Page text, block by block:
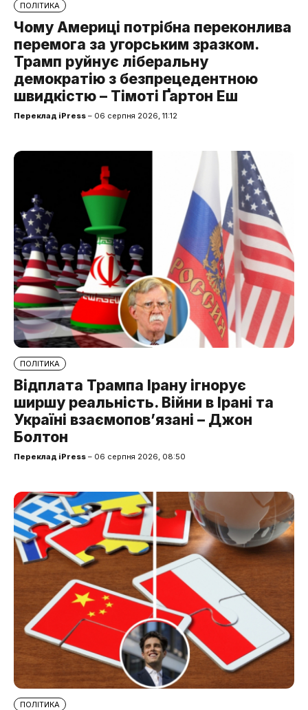
ПОЛІТИКА
Чому Америці потрібна переконлива
перемога за угорським зразком.
Трамп руйнує ліберальну
демократію з безпрецедентною
швидкістю – Тімоті Ґартон Еш
Переклад iPress – 06 серпня 2026, 11:12
ПОЛІТИКА
Відплата Трампа Ірану ігнорує
ширшу реальність. Війни в Ірані та
Україні взаємопов’язані – Джон
Болтон
Переклад iPress – 06 серпня 2026, 08:50
ПОЛІТИКА